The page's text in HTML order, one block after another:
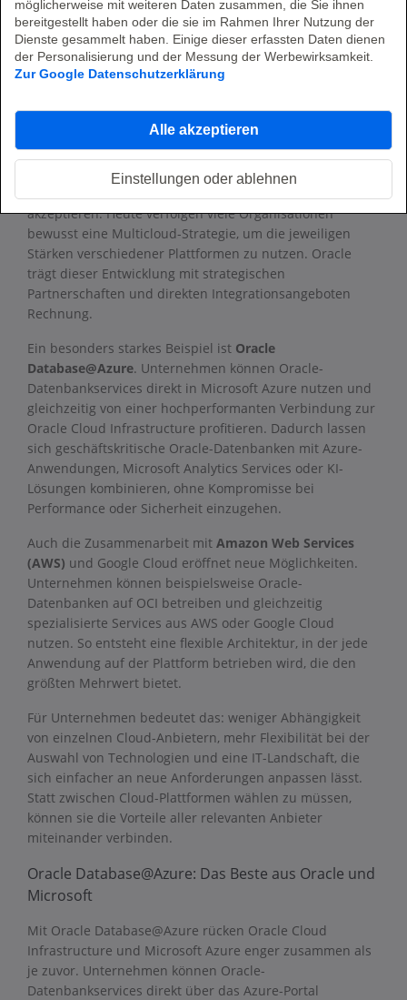
möglicherweise mit weiteren Daten zusammen, die Sie ihnen
bereitgestellt haben oder die sie im Rahmen Ihrer Nutzung der
Dienste gesammelt haben. Einige dieser erfassten Daten dienen
der Personalisierung und der Messung der Werbewirksamkeit.
Zur Google Datenschutzerklärung
Alle akzeptieren
Einstellungen oder ablehnen
Oracle Multicloud: Die großen Cloud-
Plattformen wachsen zusammen
Lange Zeit mussten sich Unternehmen für einen Cloud-
akzeptieren. Heute verfolgen viele Organisationen
bewusst eine Multicloud-Strategie, um die jeweiligen
Stärken verschiedener Plattformen zu nutzen. Oracle
trägt dieser Entwicklung mit strategischen
Partnerschaften und direkten Integrationsangeboten
Rechnung.
Ein besonders starkes Beispiel ist Oracle
Database@Azure. Unternehmen können Oracle-
Datenbankservices direkt in Microsoft Azure nutzen und
gleichzeitig von einer hochperformanten Verbindung zur
Oracle Cloud Infrastructure profitieren. Dadurch lassen
sich geschäftskritische Oracle-Datenbanken mit Azure-
Anwendungen, Microsoft Analytics Services oder KI-
Lösungen kombinieren, ohne Kompromisse bei
Performance oder Sicherheit einzugehen.
Auch die Zusammenarbeit mit Amazon Web Services
(AWS) und Google Cloud eröffnet neue Möglichkeiten.
Unternehmen können beispielsweise Oracle-
Datenbanken auf OCI betreiben und gleichzeitig
spezialisierte Services aus AWS oder Google Cloud
nutzen. So entsteht eine flexible Architektur, in der jede
Anwendung auf der Plattform betrieben wird, die den
größten Mehrwert bietet.
Für Unternehmen bedeutet das: weniger Abhängigkeit
von einzelnen Cloud-Anbietern, mehr Flexibilität bei der
Auswahl von Technologien und eine IT-Landschaft, die
sich einfacher an neue Anforderungen anpassen lässt.
Statt zwischen Cloud-Plattformen wählen zu müssen,
können sie die Vorteile aller relevanten Anbieter
miteinander verbinden.
Oracle Database@Azure: Das Beste aus Oracle und
Microsoft
Mit Oracle Database@Azure rücken Oracle Cloud
Infrastructure und Microsoft Azure enger zusammen als
je zuvor. Unternehmen können Oracle-
Datenbankservices direkt über das Azure-Portal